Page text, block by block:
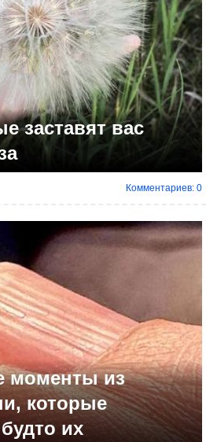
заставят вас
Комментариев: 0
моменты из
которые
их